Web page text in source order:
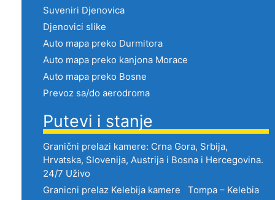
Suveniri Djenovica
Djenovici slike
Auto mapa preko Durmitora
Auto mapa preko kanjona Morace
Auto mapa preko Bosne
Prevoz sa/do aerodroma
Putevi i stanje
Granični prelazi kamere: Crna Gora, Srbija,
Hrvatska, Slovenija, Austrija i Bosna i Hercegovina.
24/7 Uživo
Granicni prelaz Kelebija kamere Tompa – Kelebia